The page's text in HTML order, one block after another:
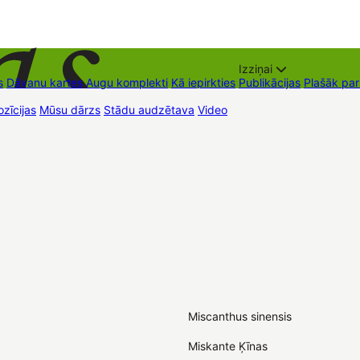
Dāvanu kartes Augu komplekti Kā iepirkties
Izziņai
Publikācijas Plašāk
Mūsu dārzs Stādu audzētava Video
Miscanthus sinensis
Miskante Ķīnas